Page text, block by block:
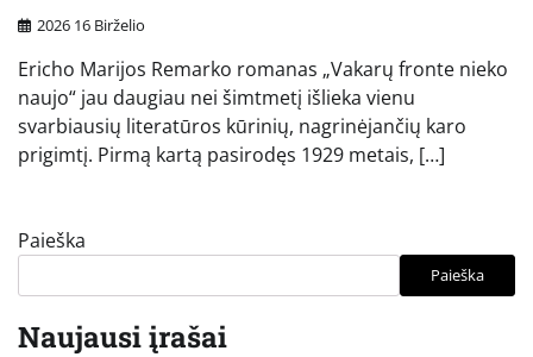
2026 16 Birželio
Ericho Marijos Remarko romanas „Vakarų fronte nieko
naujo“ jau daugiau nei šimtmetį išlieka vienu
svarbiausių literatūros kūrinių, nagrinėjančių karo
prigimtį. Pirmą kartą pasirodęs 1929 metais, […]
Paieška
Paieška
Naujausi įrašai